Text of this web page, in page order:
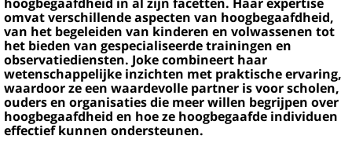
omvat verschillende aspecten van hoogbegaafdheid,
van het begeleiden van kinderen en volwassenen tot
het bieden van gespecialiseerde trainingen en
observatiediensten. Joke combineert haar
wetenschappelijke inzichten met praktische ervaring,
waardoor ze een waardevolle partner is voor scholen,
ouders en organisaties die meer willen begrijpen over
hoogbegaafdheid en hoe ze hoogbegaafde individuen
effectief kunnen ondersteunen.